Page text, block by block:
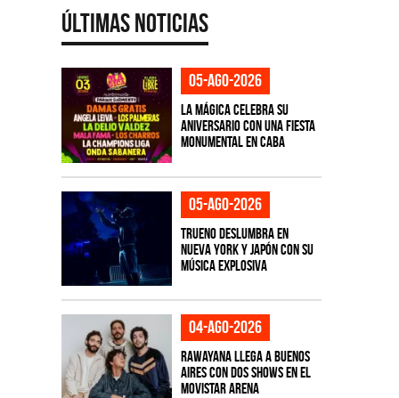
Últimas Noticias
05-ago-2026
La Mágica celebra su
aniversario con una fiesta
monumental en CABA
05-ago-2026
TRUENO deslumbra en
Nueva York y Japón con su
música explosiva
04-ago-2026
Rawayana llega a Buenos
Aires con dos shows en el
Movistar Arena